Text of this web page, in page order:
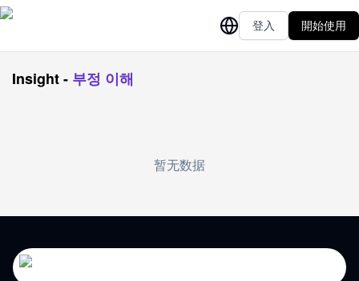
登入 開始使用
Insight- 부정 이해
暂无数据